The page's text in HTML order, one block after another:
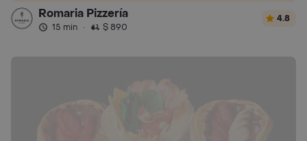
Romaria Pizzería
15 min · $ 890
4.8